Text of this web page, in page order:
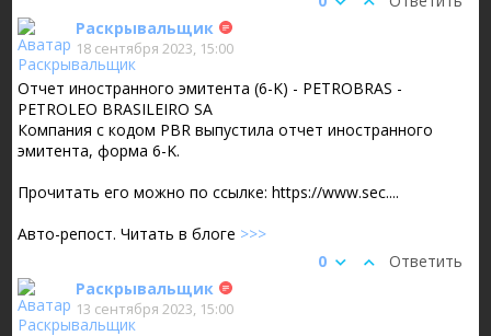
Раскрывальщик
18 сентября 2023, 15:00
Отчет иностранного эмитента (6-K) - PETROBRAS -
PETROLEO BRASILEIRO SA
Компания с кодом PBR выпустила отчет иностранного
эмитента, форма 6-K.
Прочитать его можно по ссылке: https://www.sec....
Авто-репост. Читать в блоге >>>
Ответить
0
Раскрывальщик
13 сентября 2023, 15:00